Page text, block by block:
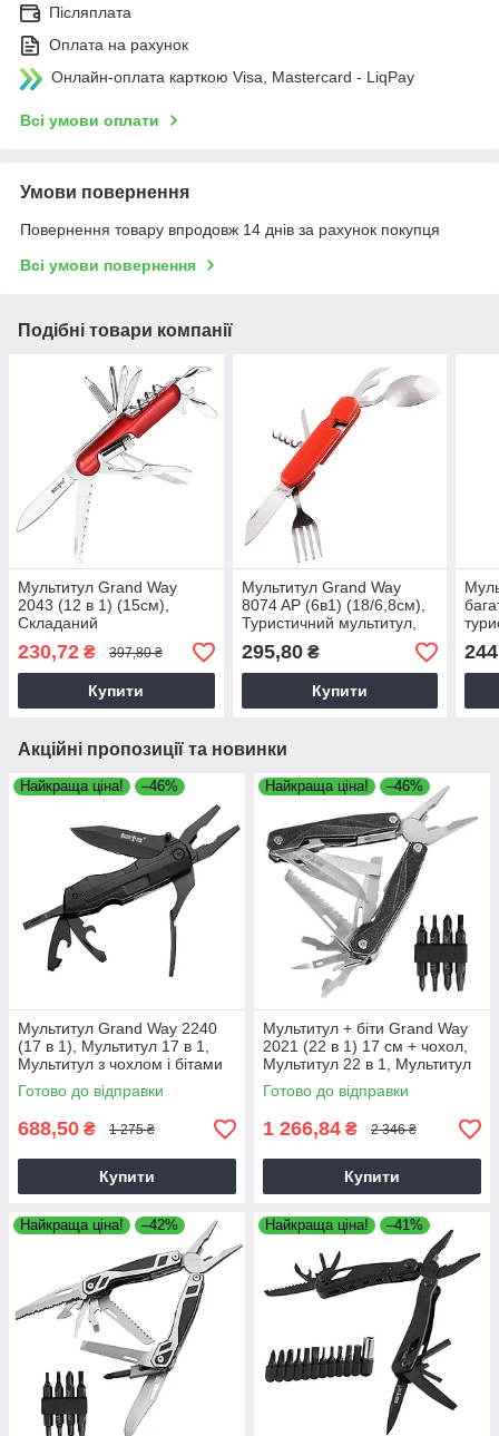
Післяплата
Оплата на рахунок
Онлайн-оплата карткою Visa, Mastercard - LiqPay
Всі умови оплати
Умови повернення
Повернення товару впродовж 14 днів за рахунок покупця
Всі умови повернення
Подібні товари компанії
Мультитул Grand Way
2043 (12 в 1) (15см),
Складаний
багатофункціональний
інструмент, Мультитул з
чохлом
230,72 ₴ 397,80 ₴
Купити
Мультитул Grand Way
8074 AP (6в1) (18/6,8см),
Туристичний мультитул,
Багатофункціональний
інструмент 6 в 1
295,80₴
Купити
з
Акційні пропозиції та новинки
Найкраща ціна! –46%
Мультитул Grand Way 2240
(17 в 1), Мультитул 17 в 1,
Мультитул з чохлом і бітами
Готово до відправки
688,50 ₴ 1 275 ₴
Купити
Найкраща ціна! –46%
Мультитул + біти Grand Way
2021 (22 в 1) 17 см + чохол,
Мультитул 22 в 1, Мультитул
з бітами та чохлом
Готово до відправки
1 266,84 ₴ 2 346 ₴
Купити
Найкраща ціна! –42% Найкраща ціна! –41%